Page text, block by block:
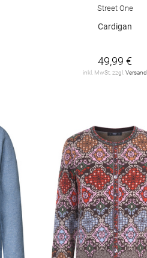
Street One
Cardigan
49,99 €
inkl. MwSt. zzgl.Versand